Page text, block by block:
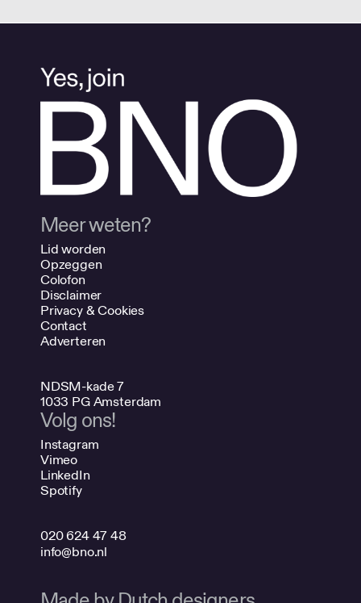
Meer weten?
Lid worden
Opzeggen
Colofon
Disclaimer
Privacy & Cookies
Contact
Adverteren
NDSM-kade 7
1033 PG Amsterdam
Volg ons!
Instagram
Vimeo
LinkedIn
Spotify
020 624 47 48
info@bno.nl